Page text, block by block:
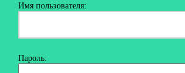
Имя пользователя:
Пароль: